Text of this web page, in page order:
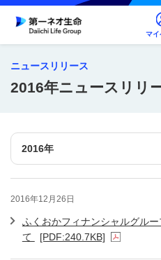
マイ
ニュースリリース
2016年ニュースリリ
2016年12月26日
ふくおかフィナンシャルグル
て
[PDF:240.7KB]